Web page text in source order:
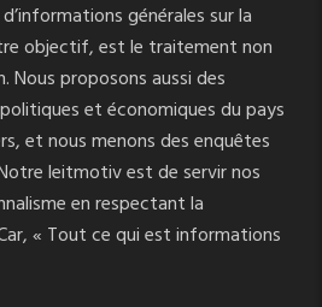
générales sur la
objectif, est le traitement non
Nous proposons aussi des
et économiques du pays
et nous menons des enquêtes
leitmotiv est de servir nos
en respectant la
« Tout ce qui est informations